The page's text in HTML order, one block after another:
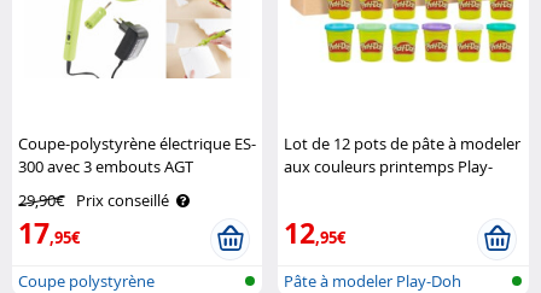
Coupe-polystyrène électrique ES-
300 avec 3 embouts AGT
29,90€ Prix conseillé
17,95€
Coupe polystyrène
Lot de 12 pots de pâte à modeler
aux couleurs printemps Play-
12,95€
Pâte à modeler Play-Doh